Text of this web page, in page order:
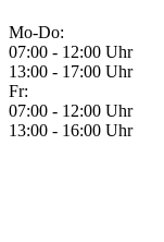
Mo-Do:
07:00 - 12:00 Uhr
13:00 - 17:00 Uhr
Fr:
07:00 - 12:00 Uhr
13:00 - 16:00 Uhr